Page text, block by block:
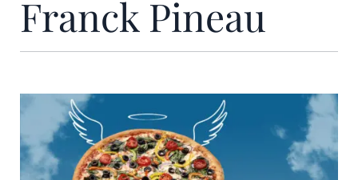
Franck Pineau